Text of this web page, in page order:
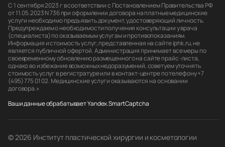
С 1 сентября 2023 г в соответствии с Постановлением Правительства РФ
от 11.05.2023 N 736 при оформлении договора на платные медицинские
услуги необходимо предъявить документ, удостоверяющий личность.
Предупреждаем о необходимости получения консультации у врача
(специалиста) по оказываемым услугам и противопоказаниям.
Информация и стоимость услуг, представленная на сайте iphk.ru, не
является публичной офертой. Администрация принимает все меры по
своевременному обновлению размещенного на сайте прайс-листа,
однако во избежание возможных недоразумений, советуем уточнять
стоимость услуг в регистратуре или в контакт-центре по телефону +7
(495) 775 01 02. Медицинские услуги оказываются на основании
договора.»
Ваши данные обрабатывает Yandex.SmartCaptcha
© 2026 Институт пластической хирургии и косметологии